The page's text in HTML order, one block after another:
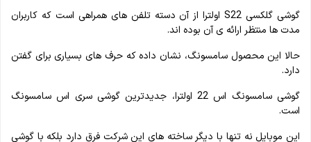
گوشی گلکسی S22 اولترا از آن دسته تلفن های همراهی است که کاربران
مدت ها منتظر ارائه ی آن بوده اند.
حالا این محصول سامسونگ، نشان داده که حرف های بسیاری برای گفتن
دارد.
گوشی سامسونگ اس 22 اولترا، جدیدترین گوشی سری اس سامسونگ
است.
این موبایل نه تنها با دیگر ساخته های این شرکت فرق دارد بلکه با گوشی